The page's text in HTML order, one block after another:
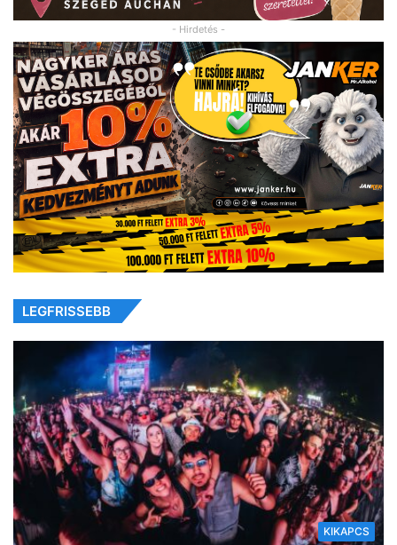
- Hirdetés -
LEGFRISSEBB
KIKAPCS